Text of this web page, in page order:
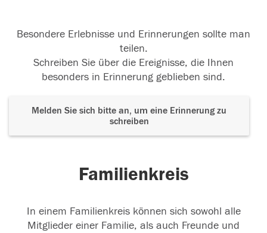
Besondere Erlebnisse und Erinnerungen sollte man
teilen.
Schreiben Sie über die Ereignisse, die Ihnen
besonders in Erinnerung geblieben sind.
Melden Sie sich bitte an, um eine Erinnerung zu
schreiben
Familienkreis
In einem Familienkreis können sich sowohl alle
Mitglieder einer Familie, als auch Freunde und